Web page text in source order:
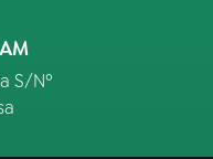
S/Nº